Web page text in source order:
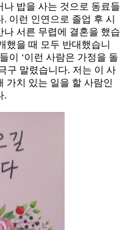
밥을 사는 것으로 동료들
이런 인연으로 졸업 후 시
서른 무렵에 결혼을 했습
했을 때 모두 반대했습니
이 ‘이런 사람은 가정을 돌
구 말렸습니다. 저는 이 사
가치 있는 일을 할 사람인
.